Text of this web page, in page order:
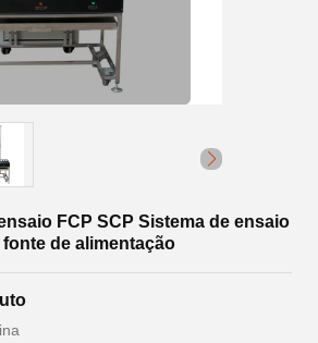
FCP SCP Sistema de ensaio
de alimentação